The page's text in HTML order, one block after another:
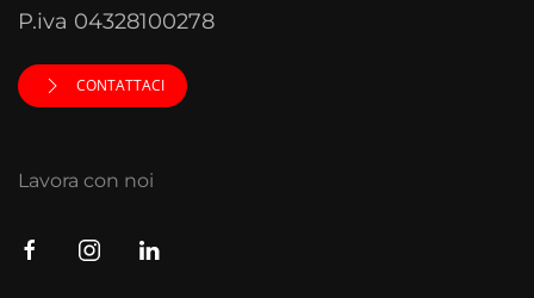
P.iva 04328100278
CONTATTACI
Lavora con noi